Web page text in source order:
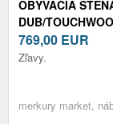
OBÝVACIA
DUB/
769,00 EUR
Zľavy.
merkury market,